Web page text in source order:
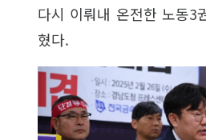
다시 이뤄내 온전한 노동3
혔다.